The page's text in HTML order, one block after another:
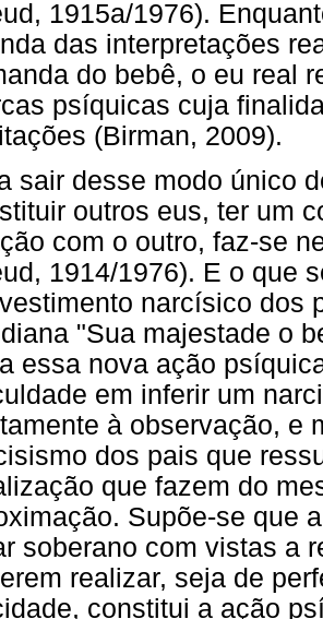
1915a/1976).
das interpretações
do bebê, o eu real
psíquicas cuja
(Birman, 2009).
sair desse modo único
outros eus, ter um
com o outro, faz-se
1914/1976). E o que
narcísico dos
"Sua majestade o
essa nova ação
em inferir um
à observação, e
dos pais que
que fazem do
Supõe-se que
soberano com vistas a
realizar, seja de
constitui a ação